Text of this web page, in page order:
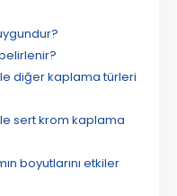
diğer kaplama türleri
sert krom kaplama
boyutlarını etkiler